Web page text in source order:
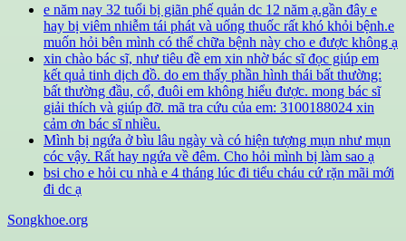
e năm nay 32 tuổi bị giãn phế quản dc 12 năm ạ.gần đây e
hay bị viêm nhiễm tái phát và uống thuốc rất khó khỏi bệnh.e
muốn hỏi bên mình có thể chữa bệnh này cho e được không ạ
xin chào bác sĩ, như tiêu đề em xin nhờ bác sĩ đọc giúp em
kết quả tinh dịch đồ. do em thấy phần hình thái bất thường:
bất thường đầu, cổ, đuôi em không hiểu được. mong bác sĩ
giải thích và giúp đỡ. mã tra cứu của em: 3100188024 xin
cảm ơn bác sĩ nhiều.
Mình bị ngứa ở bìu lâu ngày và có hiện tượng mụn như mụn
cóc vậy. Rất hay ngứa về đêm. Cho hỏi mình bị làm sao ạ
bsi cho e hỏi cu nhà e 4 tháng lúc đi tiểu cháu cứ rặn mãi mới
đi dc ạ
Songkhoe.org